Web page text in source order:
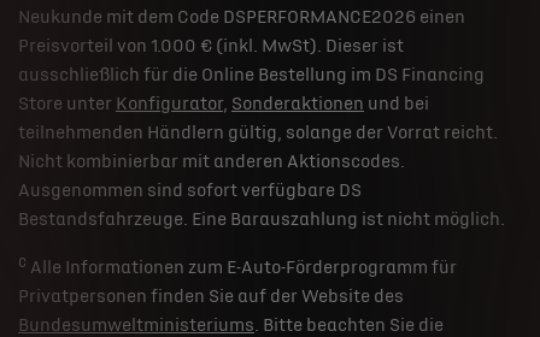
Neukunde mit dem Code DSPERFORMANCE2026 einen
Preisvorteil von 1.000 € (inkl. MwSt). Dieser ist
ausschließlich für die Online Bestellung im DS Financing
Store unter Konfigurator, Sonderaktionen und bei
teilnehmenden Händlern gültig, solange der Vorrat reicht.
Nicht kombinierbar mit anderen Aktionscodes.
Ausgenommen sind sofort verfügbare DS
Bestandsfahrzeuge. Eine Barauszahlung ist nicht möglich.
c Alle Informationen zum E-Auto-Förderprogramm für
Privatpersonen finden Sie auf der Website des
Bundesumweltministeriums. Bitte beachten Sie die